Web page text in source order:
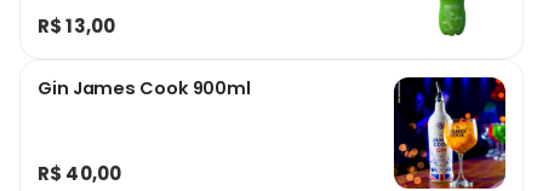
R$ 13,00
Gin James Cook 900ml
R$ 40,00